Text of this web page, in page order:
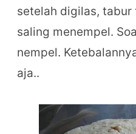
setelah digilas,
saling menempel.
nempel.
aja..